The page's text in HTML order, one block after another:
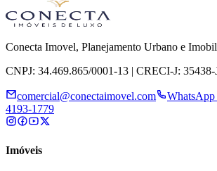
Conecta Imovel, Planejamento Urbano e
CNPJ: 34.469.865/0001-13 | CRECI-J: 35438-
comercial@conectaimovel.com WhatsApp
4193-1779
Imóveis